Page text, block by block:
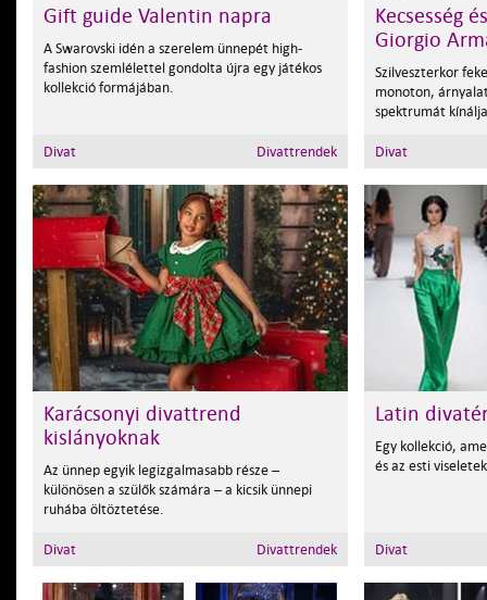
Gift guide Valentin napra
A Swarovski idén a szerelem ünnepét high-
fashion szemlélettel gondolta újra egy játékos
kollekció formájában.
Divat Divattrendek
Kecsesség
Giorgio
Szilveszterkor
monoton,
spektrumát
Divat
Karácsonyi divattrend
kislányoknak
Az ünnep egyik legizgalmasabb része –
különösen a szülők számára – a kicsik ünnepi
ruhába öltöztetése.
Divat Divattrendek
Latin
Egy kollekció,
és az esti
Divat